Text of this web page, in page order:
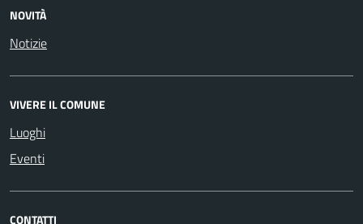
NOVITÀ
Notizie
VIVERE IL COMUNE
Luoghi
Eventi
CONTATTI